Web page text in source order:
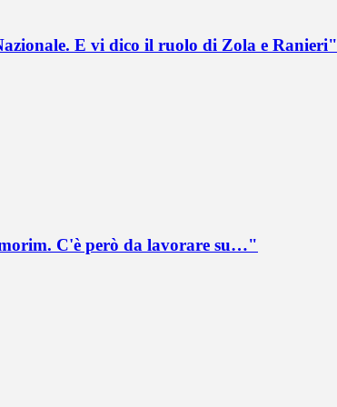
E vi dico il ruolo di Zola e Ranieri"
C'è però da lavorare su…"